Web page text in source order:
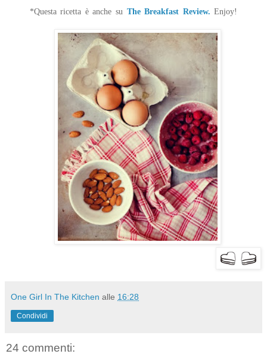
*Questa ricetta è anche su The Breakfast Review. Enjoy!
One Girl In The Kitchen alle 16:28
Condividi
24 commenti: